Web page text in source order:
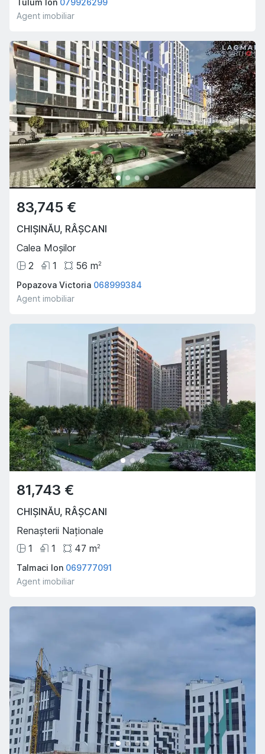
Agent imobiliar
83,745 €
CHIȘINĂU, RÂȘCANI
Calea Moșilor
2
1 56 m2
Popazova Victoria 068999384
Agent imobiliar
81,743 €
CHIȘINĂU, RÂȘCANI
Renașterii Naționale
1
1 47 m2
Talmaci Ion 069777091
Agent imobiliar